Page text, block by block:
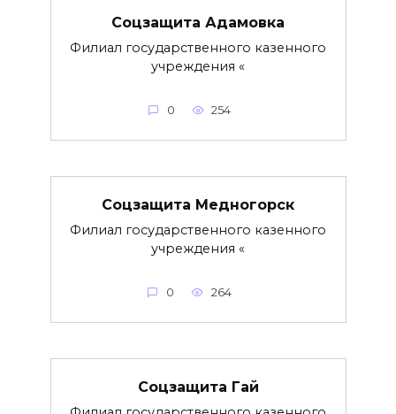
Соцзащита Адамовка
Филиал государственного казенного
учреждения «
0 254
Соцзащита Медногорск
Филиал государственного казенного
учреждения «
0 264
Соцзащита Гай